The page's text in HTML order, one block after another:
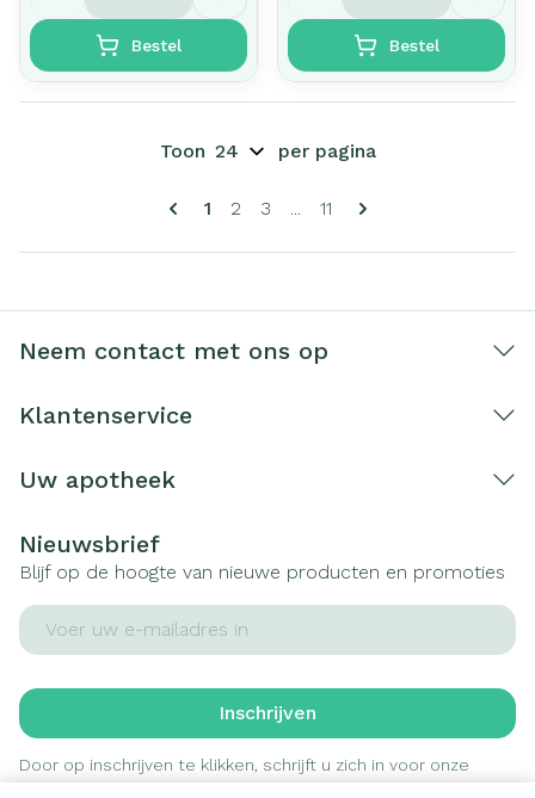
Bestel Bestel
U lees momenteel pagina
1 Pagina
2 Pagina
3 Pagina
11
Toon per pagina
Neem contact met ons op
Klantenservice
Uw apotheek
Nieuwsbrief
Blijf op de hoogte van nieuwe producten en promoties
E-mail adres
Inschrijven
Door op inschrijven te klikken, schrijft u zich in voor onze
nieuwsbrief en gaat u akkoord met onzeprivacy policy.